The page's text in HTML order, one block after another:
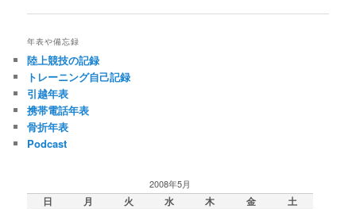
ナ
ビ
ゲ
ー
シ
ョ
ン
年表や備忘録
陸上競技の記録
トレーニング自己記録
引越年表
携帯電話年表
骨折年表
Podcast
2008年5月
日 月 火 水 木 金
土